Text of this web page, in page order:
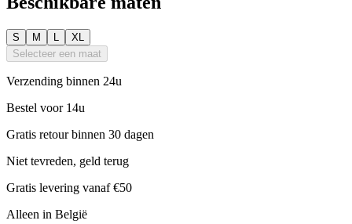
S M L
XL
Selecteer een maat
Verzending binnen 24u
Bestel voor 14u
Gratis retour binnen 30 dagen
Niet tevreden, geld terug
Gratis levering vanaf €50
Alleen in België